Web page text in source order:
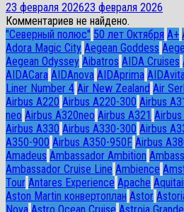
23 февраля 202623 февраля 2026
Комментариев не найдено.
"Северный полюс" 50 лет Октября A+
Adora Magic City Aegean Goddess
Aegean Odyssey Aibatros AIDA Cruises
AIDACara AIDAnova AIDAprima
Liner Number 4 Air New Zealand Air
Airbus A220 Airbus A220-300 Airbus
neo Airbus A320neo Airbus A321
Airbus A330 Airbus A330-300 Airbus
A350-900 Airbus A350-950F Airbus
Amadeus Ambassador Ambition
Ambassador Сruise Line Ambience
Tour Antares Experience Apache
Aston Martin конвертоплан Astor